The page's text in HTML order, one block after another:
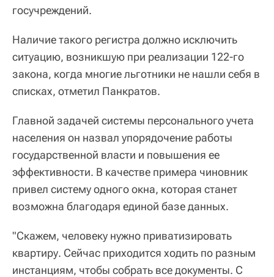
госучреждений.
Наличие такого регистра должно исключить
ситуацию, возникшую при реализации 122-го
закона, когда многие льготники не нашли себя в
списках, отметил Панкратов.
Главной задачей системы персонального учета
населения он назвал упорядочение работы
государственной власти и повышения ее
эффективности. В качестве примера чиновник
привел систему одного окна, которая станет
возможна благодаря единой базе данных.
"Скажем, человеку нужно приватизировать
квартиру. Сейчас приходится ходить по разным
инстанциям, чтобы собрать все документы. С